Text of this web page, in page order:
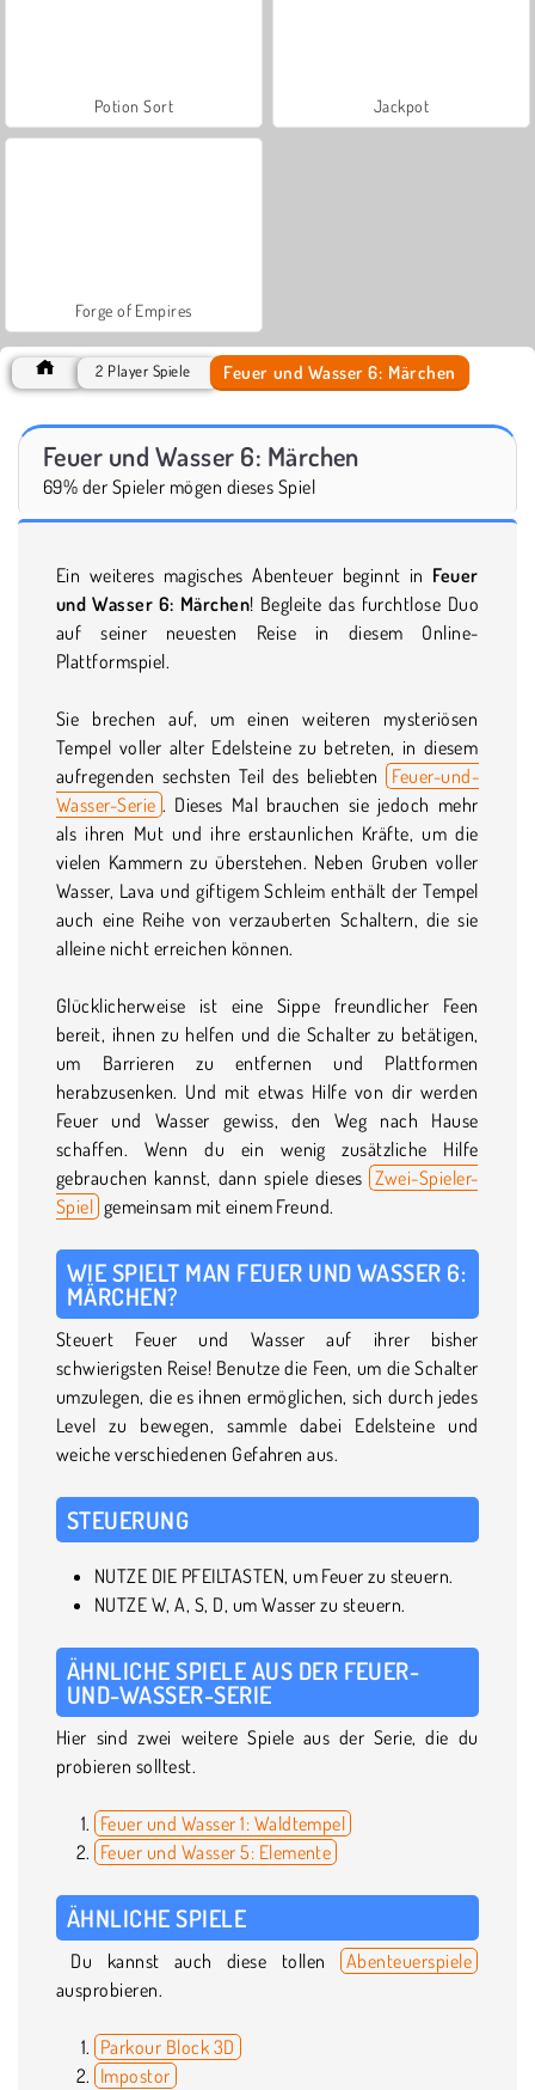
Potion Sort Jackpot
Forge of Empires
2 Player Spiele Feuer und Wasser 6: Märchen
Feuer und Wasser 6: Märchen
69% der Spieler mögen dieses Spiel
Ein weiteres magisches Abenteuer beginnt in Feuer
und Wasser 6: Märchen! Begleite das furchtlose Duo
auf seiner neuesten Reise in diesem Online-
Plattformspiel.
Sie brechen auf, um einen weiteren mysteriösen
Tempel voller alter Edelsteine zu betreten, in diesem
aufregenden sechsten Teil des beliebten Feuer-und-
Wasser-Serie . Dieses Mal brauchen sie jedoch mehr
als ihren Mut und ihre erstaunlichen Kräfte, um die
vielen Kammern zu überstehen. Neben Gruben voller
Wasser, Lava und giftigem Schleim enthält der Tempel
auch eine Reihe von verzauberten Schaltern, die sie
alleine nicht erreichen können.
Glücklicherweise ist eine Sippe freundlicher Feen
bereit, ihnen zu helfen und die Schalter zu betätigen,
um Barrieren zu entfernen und Plattformen
herabzusenken. Und mit etwas Hilfe von dir werden
Feuer und Wasser gewiss, den Weg nach Hause
schaffen. Wenn du ein wenig zusätzliche Hilfe
gebrauchen kannst, dann spiele dieses Zwei-Spieler-
Spiel gemeinsam mit einem Freund.
WIE SPIELT MAN FEUER UND WASSER 6:
MÄRCHEN?
Steuert Feuer und Wasser auf ihrer bisher
schwierigsten Reise! Benutze die Feen, um die Schalter
umzulegen, die es ihnen ermöglichen, sich durch jedes
Level zu bewegen, sammle dabei Edelsteine und
weiche verschiedenen Gefahren aus.
STEUERUNG
NUTZE DIE PFEILTASTEN, um Feuer zu steuern.
NUTZE W, A, S, D, um Wasser zu steuern.
ÄHNLICHE SPIELE AUS DER FEUER-
UND-WASSER-SERIE
Hier sind zwei weitere Spiele aus der Serie, die du
probieren solltest.
Feuer und Wasser 1: Waldtempel
Feuer und Wasser 5: Elemente
ÄHNLICHE SPIELE
Du kannst auch diese tollen
Abenteuerspiele
ausprobieren.
Parkour Block 3D
Impostor